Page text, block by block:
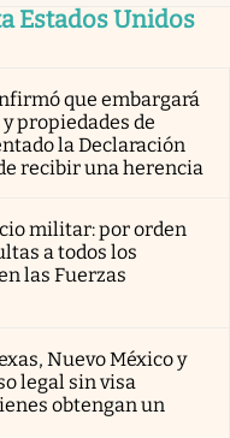
Estados Unidos
que embargará
propiedades de
la Declaración
recibir una herencia
militar: por orden
a todos los
las Fuerzas
Nuevo México y
legal sin visa
obtengan un